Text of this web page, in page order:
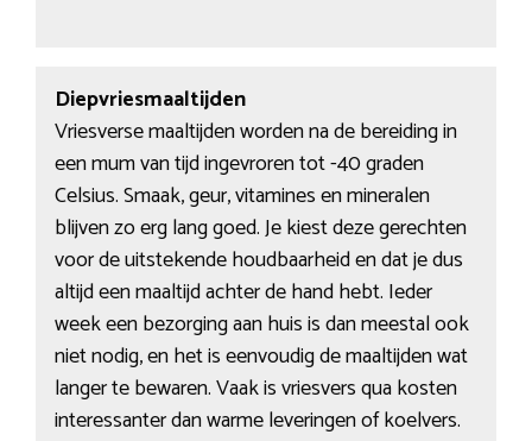
Diepvriesmaaltijden
Vriesverse maaltijden worden na de bereiding in
een mum van tijd ingevroren tot -40 graden
Celsius. Smaak, geur, vitamines en mineralen
blijven zo erg lang goed. Je kiest deze gerechten
voor de uitstekende houdbaarheid en dat je dus
altijd een maaltijd achter de hand hebt. Ieder
week een bezorging aan huis is dan meestal ook
niet nodig, en het is eenvoudig de maaltijden wat
langer te bewaren. Vaak is vriesvers qua kosten
interessanter dan warme leveringen of koelvers.